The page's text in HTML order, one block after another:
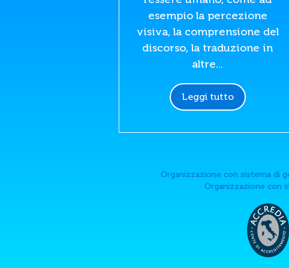
esempio la percezione
visiva, la comprensione del
discorso, la traduzione in
altre...
Leggi tutto
Organizzazione con sistema di
Organizzazione con